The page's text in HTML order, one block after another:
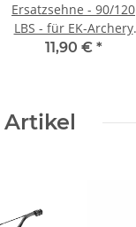
Ersatzsehne - 90/120
LBS - für EK-Archery
Armbrust Revo 7 (CRS-
11,90 € *